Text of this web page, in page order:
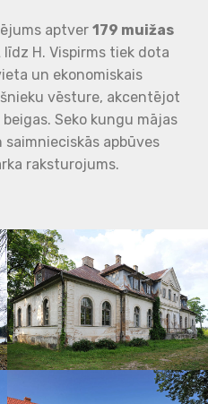
aptver 179 muižas
H. Vispirms tiek dota
un ekonomiskais
vēsture, akcentējot
Seko kungu mājas
apbūves
raksturojums.